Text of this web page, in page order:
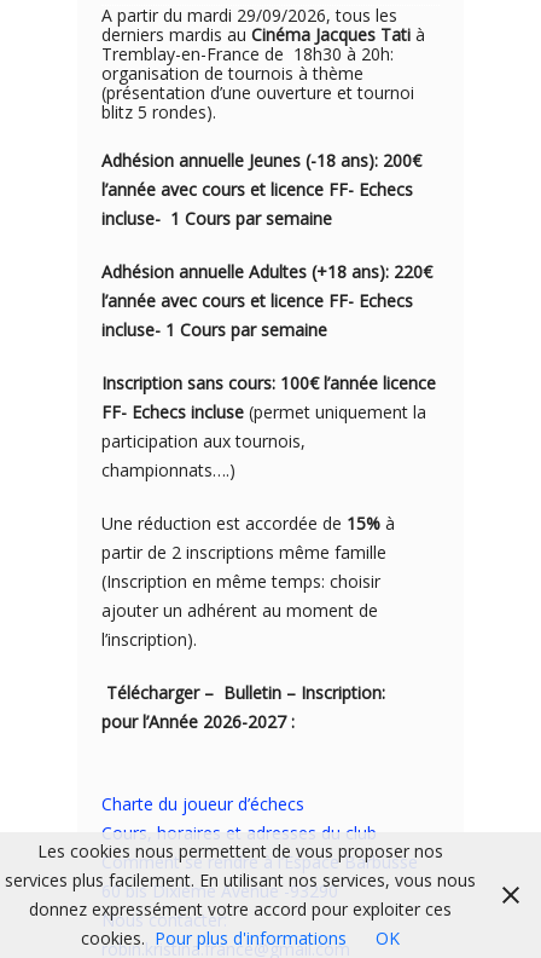
A partir du mardi 29/09/2026, tous les
derniers mardis au Cinéma Jacques Tati à
Tremblay-en-France de 18h30 à 20h:
organisation de tournois à thème
(présentation d’une ouverture et tournoi
blitz 5 rondes).
Adhésion annuelle Jeunes (-18 ans): 200€
l’année avec cours et licence FF- Echecs
incluse- 1 Cours par semaine
Adhésion annuelle Adultes (+18 ans): 220€
l’année avec cours et licence FF- Echecs
incluse- 1 Cours par semaine
Inscription sans cours: 100€ l’année licence
FF- Echecs incluse (permet uniquement la
participation aux tournois,
championnats….)
Une réduction est accordée de 15% à
partir de 2 inscriptions même famille
(Inscription en même temps: choisir
ajouter un adhérent au moment de
l’inscription).
Télécharger – Bulletin – Inscription:
pour l’Année 2026-2027 :
Charte du joueur d’échecs
Cours, horaires et adresses du club
Comment se rendre à l’Espace Barbusse
60 bis Dixième Avenue -93290
Nous contacter:
robin.kristina.france@gmail.com
Les cookies nous permettent de vous proposer nos
services plus facilement. En utilisant nos services, vous nous
donnez expressément votre accord pour exploiter ces
cookies. Pour plus d'informations OK